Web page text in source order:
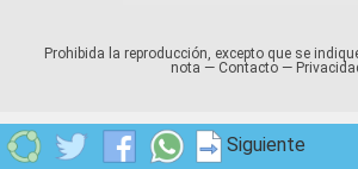
Siguiente
Prohibida la reproducción, excepto que se
nota — Contacto —